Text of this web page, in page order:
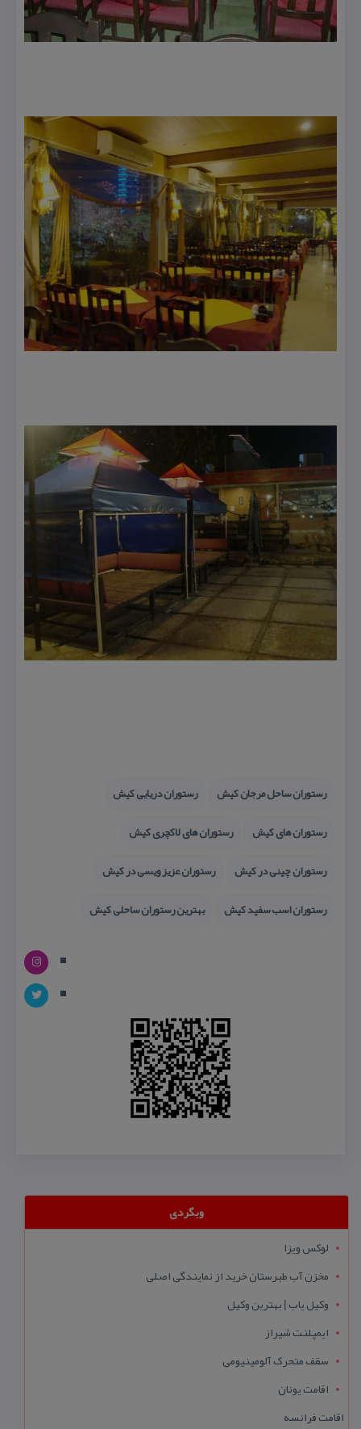
رستوران ساحل مرجان كیش
رستوران دریایی كیش
رستوران های كیش
رستوران های لاكچری كیش
رستوران چینی در كیش
رستوران عزیز ویسی در كیش
رستوران اسب سفید كیش
بهترین رستوران ساحلی كیش
وبگردی
لوکس ویزا
مخزن آب طبرستان خرید از نمایندگی اصلی
وکیل یاب | بهترین وکیل
ایمپلنت شیراز
سقف متحرک آلومینیومی
اقامت یونان
اقامت فرانسه